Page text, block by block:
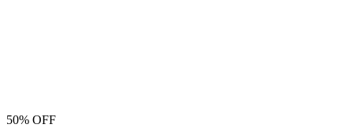
50% OFF